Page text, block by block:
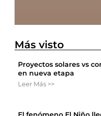
Más visto
Proyectos solares vs
en nueva etapa
Leer Más >>